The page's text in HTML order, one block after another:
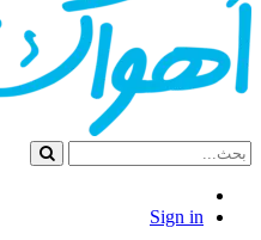
Sign in